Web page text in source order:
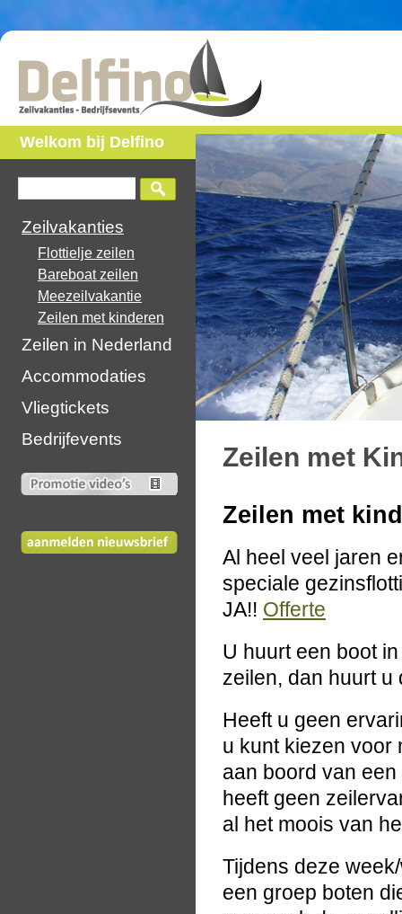
Welkom bij Delfino
Zeilvakanties
Flottielje zeilen
Bareboat zeilen
Meezeilvakantie
Zeilen met kinderen
Zeilen in Nederland
Accommodaties
Vliegtickets
Bedrijfevents
Zeilen met
Zeilen met
Al heel veel jaren
speciale
JA!! Offerte
U huurt een boot
zeilen, dan huurt u
Heeft u geen
u kunt kiezen voor
aan boord van
heeft geen
al het moois van
Tijdens deze
een groep boten